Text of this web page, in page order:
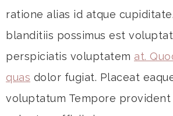
ratione alias id atque
blanditiis possimus est
perspiciatis voluptatem at.
quas dolor fugiat. Placeat
voluptatum Tempore